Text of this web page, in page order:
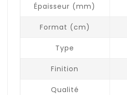
Épaisseur (mm)
Format (cm)
Type
Finition
Qualité